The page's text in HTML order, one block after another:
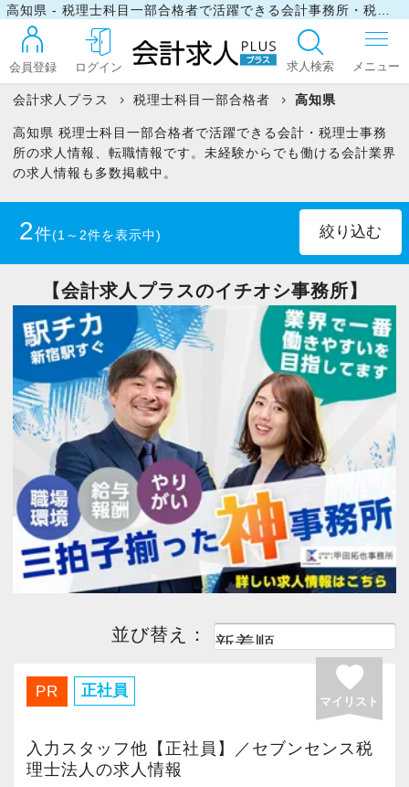
会員登録 ログイン 求人検索
ログイン
マイリスト
お問い合わせ
今すぐ会員登録
PC版サイトを見る
採用ご担当者様
会計求人プラス 税理士科目一部合格者 高知県
高知県 税理士科目一部合格者で活躍できる会計・税理士事務
所の求人情報、転職情報です。未経験からでも働ける会計業界
の求人情報も多数掲載中。
2件(1～2件を表示中)
正社員(1) パート・アルバイト(1)
【会計求人プラスのイチオシ事務所】
並び替え：
PR 正社員 favorite
マイリスト
入力スタッフ他【正社員】／セブンセンス税
理士法人の求人情報